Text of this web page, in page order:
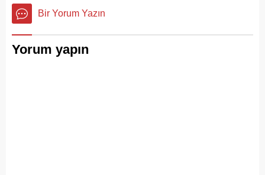
hizmetlerindeki aksaklıkları
bir kez daha gözler önüne
Bir Yorum Yazın
Yorum yapın